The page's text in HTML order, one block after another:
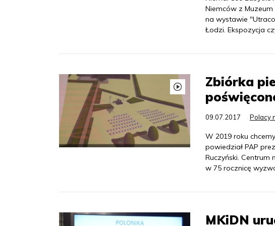
Niemców z
na wystawie
Łodzi. Ekspozycja
Zbiórka
09.07.2017 Polacy
W 2019 roku
powiedział PAP
Ruczyński.
w 75 rocznicę
MKiDN